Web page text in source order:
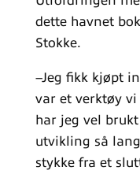
dette havnet
Stokke.
–Jeg fikk kjøpt
var et verktøy
har jeg vel
utvikling så
stykke fra et